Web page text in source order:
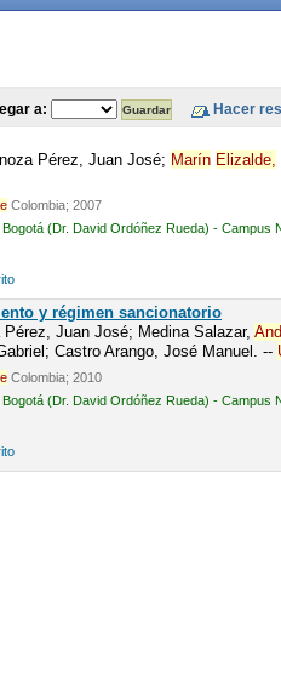
a:
Pérez, Juan José; Marín Elizalde,
Colombia; 2007
Bogotá (Dr. David Ordóñez Rueda) - Campus
y régimen sancionatorio
Pérez, Juan José; Medina Salazar, And
Castro Arango, José Manuel. --
Colombia; 2010
Bogotá (Dr. David Ordóñez Rueda) - Campus